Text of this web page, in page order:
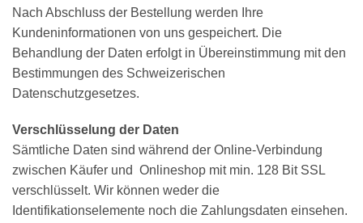
Nach Abschluss der Bestellung werden Ihre
Kundeninformationen von uns gespeichert. Die
Behandlung der Daten erfolgt in Übereinstimmung mit den
Bestimmungen des Schweizerischen
Datenschutzgesetzes.
Verschlüsselung der Daten
Sämtliche Daten sind während der Online-Verbindung
zwischen Käufer und Onlineshop mit min. 128 Bit SSL
verschlüsselt. Wir können weder die
Identifikationselemente noch die Zahlungsdaten einsehen.